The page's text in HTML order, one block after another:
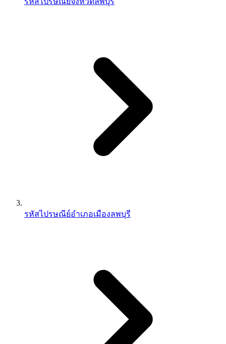
รหัสไปรษณีย์อำเภอเมืองลพบุรี